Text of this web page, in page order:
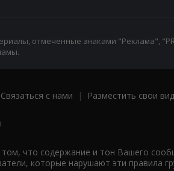
отмеченные знаками "Реклама",
Связаться с нами | Разместить свои
что содержание и тон Вашего
которые нарушают эти правила